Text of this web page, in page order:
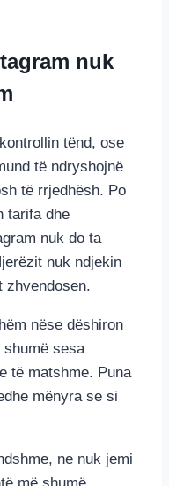
nuk
tënd, ose
të ndryshojnë
të rrjedhësh. Po
tarifa dhe
nuk do ta
nuk ndjekin
zhvendosen.
nëse dëshiron
shumë sesa
të matshme. Puna
mënyra se si
ne nuk jemi